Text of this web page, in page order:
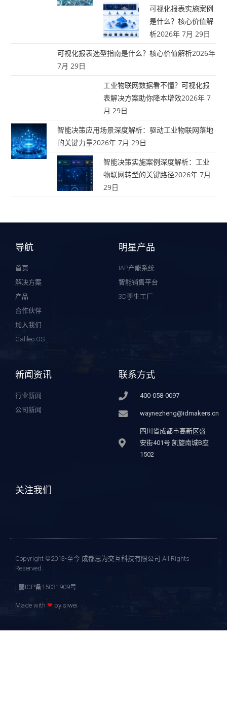
可视化报表实施案例
是什么？核心价值解
析2026年 7月 29日
可视化报表选型指南是什么？核心价值解析2026年
7月 29日
工业物联网数据看不懂？可视化报
表解决方案助你降本增效2026年 7
月 29日
智能决策应用场景深度解析：驱动工业物联网落地
的关键力量2026年 7月 29日
智能决策实施案例深度解析：工业
物联网转型的关键路径2026年 7月
29日
导航
首页
解决方案
产品
合作伙伴
加入我们
Galileo OS
明星产品
IAP产能系统
智能销售平台
3D孪生工厂
新闻资讯
行业新闻
公司新闻
联系方式
400-058-0097
waynezheng@idmakers.cn
四川省成都市高新区盛
安街401号 凯旋南城B座
1502
关注我们
Copyright ©2013-至今 成都思为交互科技有限公司 All Rights
Reserved.
| 蜀ICP备15031909号
Made with ❤ by siwei